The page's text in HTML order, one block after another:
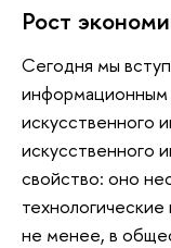
Рост
Сегодня мы
искусственного
искусственного
свойство: оно
не менее, в